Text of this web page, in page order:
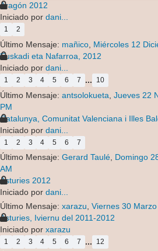
Aragón 2012
Iniciado por dani...
1 2
Último Mensaje: mañico Miércoles 12
Euskadi eta Nafarroa, 2012
Iniciado por dani...
1 2 3 4 5 6 7 ... 10
Último Mensaje: antsolokueta Jueves 22
PM
Catalunya, Comunitat Valenciana i Illes
Iniciado por dani...
1 2 3 4 5 6 7
Último Mensaje: Gerard Taulé Domingo
AM
Asturies 2012
Iniciado por dani...
Último Mensaje: xarazu Viernes 30
Asturies, Iviernu del 2011-2012
Iniciado por xarazu
1 2 3 4 5 6 7 ... 12